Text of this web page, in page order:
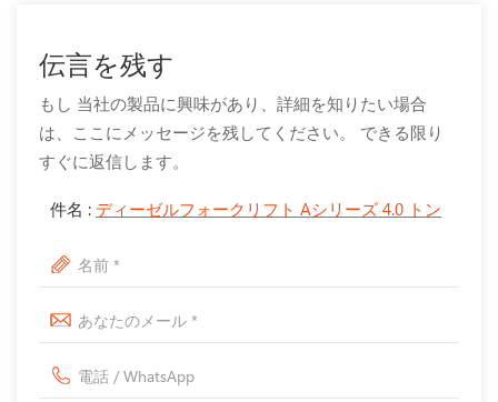
伝言を残す
もし 当社の製品に興味があり、詳細を知りたい場合
は、ここにメッセージを残してください。 できる限り
すぐに返信します。
件名 : ディーゼルフォークリフト Aシリーズ 4.0 トン